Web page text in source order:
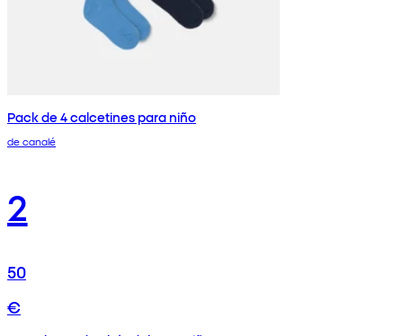
Pack de 4 calcetines para niño
de canalé
2
50
€